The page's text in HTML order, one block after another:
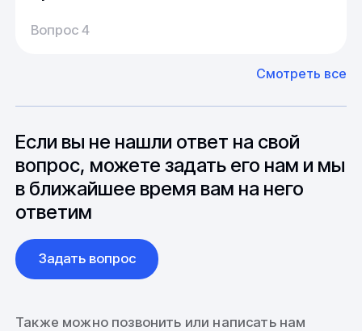
20-25 дней, но в зависимости от различных
может быть сокращен до 1 недели.
до 6 месяцев производства.
У нас большой опыт поставок из Европы и
Азии. Через наших партнеров мы сможем
вопросы связанные с документацией и
международной логистикой.
Вопрос 4
Смотреть все
Если вы не нашли ответ на свой
вопрос, можете задать его нам и мы
в ближайшее время вам на него
ответим
Задать вопрос
Также можно позвонить или написать нам